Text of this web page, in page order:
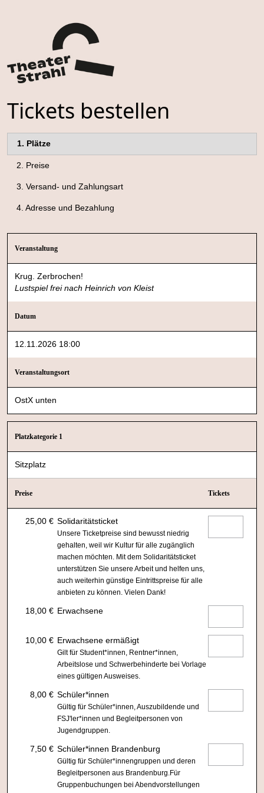
Tickets bestellen
1. Plätze
2. Preise
3. Versand- und Zahlungsart
4. Adresse und Bezahlung
Veranstaltung
Krug. Zerbrochen!
Lustspiel frei nach Heinrich von Kleist
Datum
12.11.2026 18:00
Veranstaltungsort
OstX unten
Platzkategorie 1
Sitzplatz
Tickets
Preise
25,00 € Solidaritätsticket
Unsere Ticketpreise sind bewusst niedrig
gehalten, weil wir Kultur für alle zugänglich
machen möchten. Mit dem Solidaritätsticket
unterstützen Sie unsere Arbeit und helfen uns,
auch weiterhin günstige Eintrittspreise für alle
anbieten zu können. Vielen Dank!
18,00 € Erwachsene
10,00 € Erwachsene ermäßigt
Gilt für Student*innen, Rentner*innen,
Arbeitslose und Schwerbehinderte bei Vorlage
eines gültigen Ausweises.
8,00 € Schüler*innen
Gültig für Schüler*innen, Auszubildende und
FSJ'ler*innen und Begleitpersonen von
Jugendgruppen.
7,50 € Schüler*innen Brandenburg
Gültig für Schüler*innengruppen und deren
Begleitpersonen aus Brandenburg.Für
Gruppenbuchungen bei Abendvorstellungen